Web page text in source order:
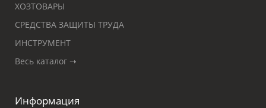
ХОЗТОВАРЫ
СРЕДСТВА ЗАЩИТЫ ТРУДА
ИНСТРУМЕНТ
Весь каталог ➝
Информация